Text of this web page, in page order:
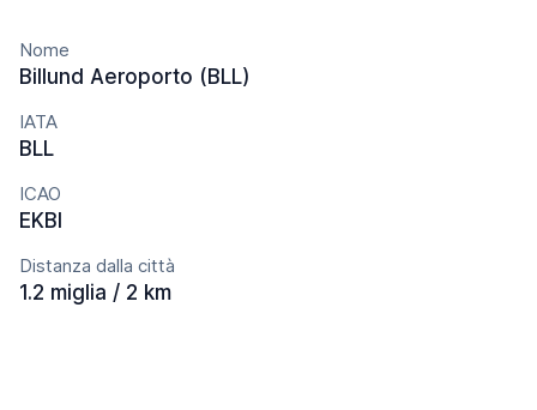
Nome
Billund Aeroporto (BLL)
IATA
BLL
ICAO
EKBI
Distanza dalla città
1.2 miglia / 2 km